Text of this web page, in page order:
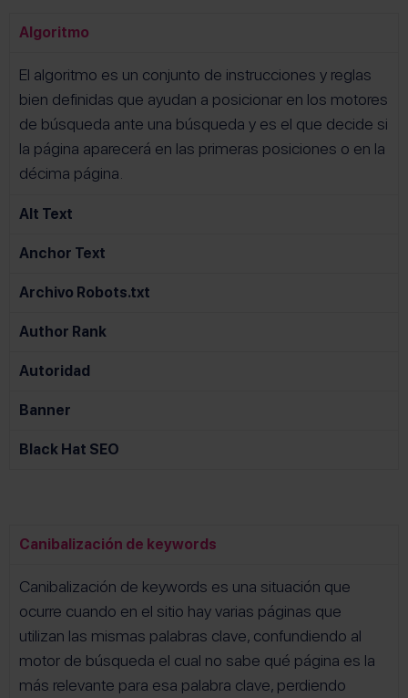
Algoritmo
El algoritmo es un conjunto de instrucciones y reglas
bien definidas que ayudan a posicionar en los motores
de búsqueda ante una búsqueda y es el que decide si
la página aparecerá en las primeras posiciones o en la
décima página.
Alt Text
Anchor Text
Archivo Robots.txt
Author Rank
Autoridad
Banner
Black Hat SEO
Canibalización de keywords
Canibalización de keywords es una situación que
ocurre cuando en el sitio hay varias páginas que
utilizan las mismas palabras clave, confundiendo al
motor de búsqueda el cual no sabe qué página es la
más relevante para esa palabra clave, perdiendo